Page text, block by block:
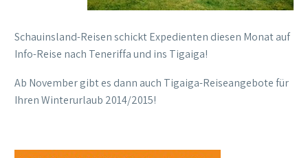
Schauinsland-Reisen schickt Expedienten diesen Monat auf
Info-Reise nach Teneriffa und ins Tigaiga!
Ab November gibt es dann auch Tigaiga-Reiseangebote für
Ihren Winterurlaub 2014/2015!